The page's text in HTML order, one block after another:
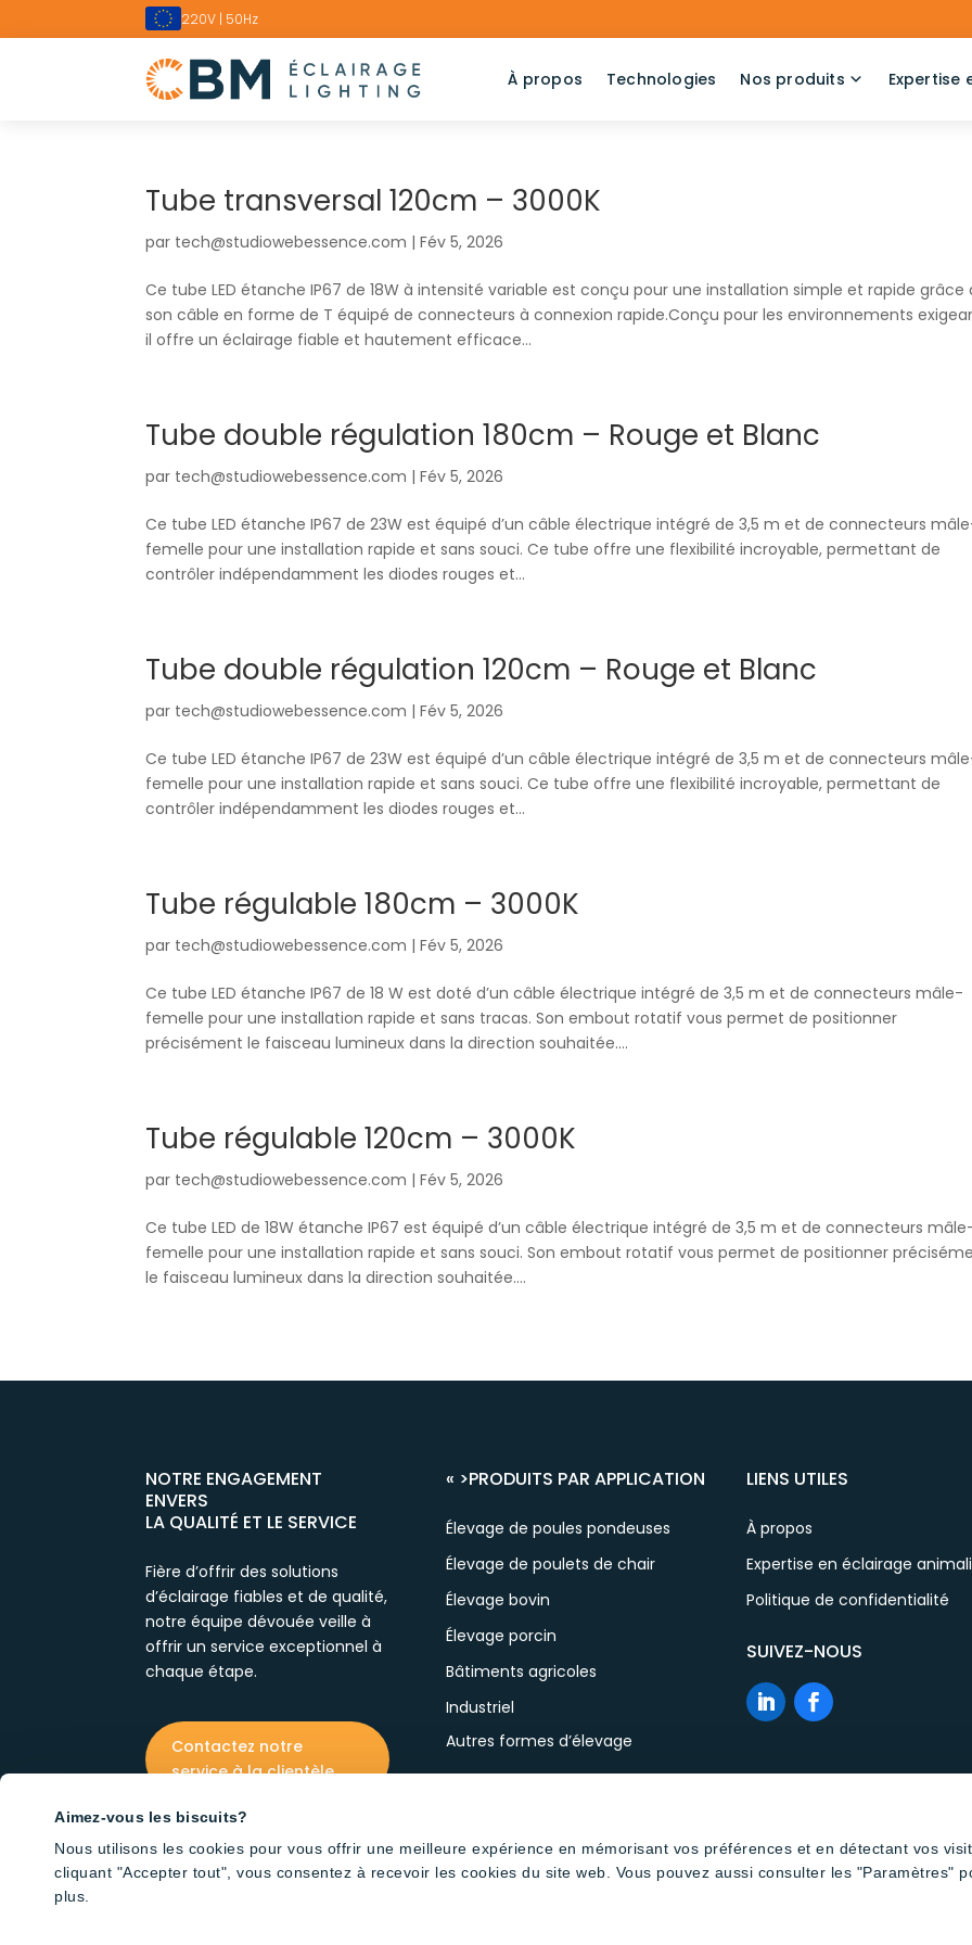
Aimez-vous les biscuits?
Nous utilisons les cookies pour vous offrir une meilleure expérience en mémorisant vos préférences et en détectant vos
cliquant "Accepter tout", vous consentez à recevoir les cookies du site web. Vous pouvez aussi consulter les "Paramètres"
plus.
220V | 50Hz
À propos Technologies Nos produits Expertise
Tube transversal 120cm – 3000K
par tech@studiowebessence.com |Fév 5, 2026
Ce tube LED étanche IP67 de 18W à intensité variable est conçu pour une installation simple et rapide grâce
son câble en forme de T équipé de connecteurs à connexion rapide.Conçu pour les environnements
il offre un éclairage fiable et hautement efficace...
Tube double régulation 180cm – Rouge et Blanc
par tech@studiowebessence.com |Fév 5, 2026
Ce tube LED étanche IP67 de 23W est équipé d’un câble électrique intégré de 3,5 m et de connecteurs
femelle pour une installation rapide et sans souci. Ce tube offre une flexibilité incroyable, permettant de
contrôler indépendamment les diodes rouges et...
Tube double régulation 120cm – Rouge et Blanc
par tech@studiowebessence.com |Fév 5, 2026
Ce tube LED étanche IP67 de 23W est équipé d’un câble électrique intégré de 3,5 m et de connecteurs
femelle pour une installation rapide et sans souci. Ce tube offre une flexibilité incroyable, permettant de
contrôler indépendamment les diodes rouges et...
Tube régulable 180cm – 3000K
par tech@studiowebessence.com |Fév 5, 2026
Ce tube LED étanche IP67 de 18 W est doté d’un câble électrique intégré de 3,5 m et de connecteurs mâle-
femelle pour une installation rapide et sans tracas. Son embout rotatif vous permet de positionner
précisément le faisceau lumineux dans la direction souhaitée....
Tube régulable 120cm – 3000K
par tech@studiowebessence.com |Fév 5, 2026
Ce tube LED de 18W étanche IP67 est équipé d’un câble électrique intégré de 3,5 m et de connecteurs
femelle pour une installation rapide et sans souci. Son embout rotatif vous permet de positionner
le faisceau lumineux dans la direction souhaitée....
NOTRE ENGAGEMENT
ENVERS
LA QUALITÉ ET LE SERVICE
Fière d’offrir des solutions
d’éclairage fiables et de qualité,
notre équipe dévouée veille à
offrir un service exceptionnel à
chaque étape.
Contactez notre
service à la clientèle
« >PRODUITS PAR APPLICATION
Élevage de poules pondeuses
Élevage de poulets de chair
Élevage bovin
Élevage porcin
Bâtiments agricoles
Industriel
Autres formes d’élevage
LIENS UTILES
À propos
Expertise en éclairage
Politique de confidentialité
SUIVEZ-NOUS